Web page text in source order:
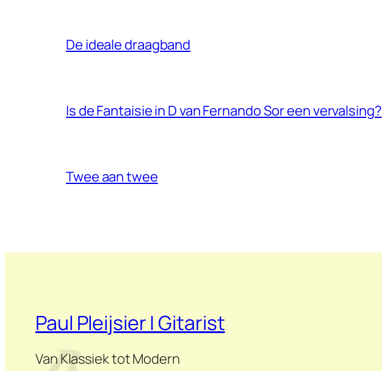
De ideale draagband
Is de Fantaisie in D van Fernando Sor een vervalsing?
Twee aan twee
Paul Pleijsier | Gitarist
Van Klassiek tot Modern